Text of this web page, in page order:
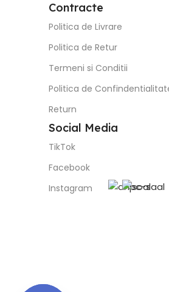
Contracte
Politica de Livrare
Politica de Retur
Termeni si Conditii
Politica de
Return
Social Media
TikTok
Facebook
Instagram